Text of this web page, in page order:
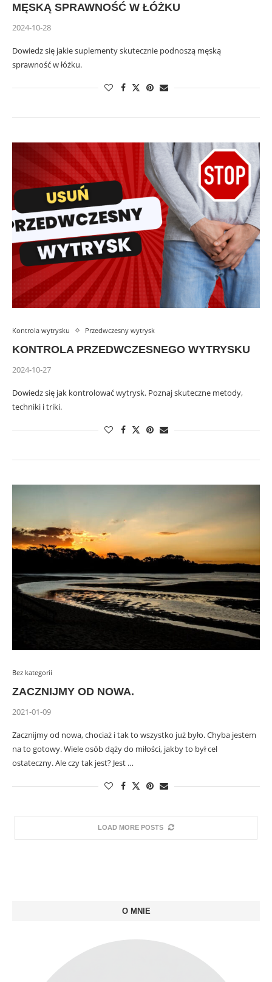
MĘSKĄ SPRAWNOŚĆ W ŁÓŻKU
2024-10-28
Dowiedz się jakie suplementy skutecznie podnoszą męską
sprawność w łóżku.
Kontrola wytrysku Przedwczesny wytrysk
KONTROLA PRZEDWCZESNEGO WYTRYSKU
2024-10-27
Dowiedz się jak kontrolować wytrysk. Poznaj skuteczne metody,
techniki i triki.
Bez kategorii
ZACZNIJMY OD NOWA.
2021-01-09
Zacznijmy od nowa, chociaż i tak to wszystko już było. Chyba jestem
na to gotowy. Wiele osób dąży do miłości, jakby to był cel
ostateczny. Ale czy tak jest? Jest …
LOAD MORE POSTS
O MNIE